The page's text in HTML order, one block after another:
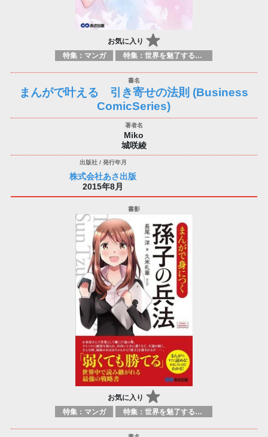
お気に入り
特集：マンガ 特集：世界を魅了する日本のマンガ
まんがで叶える 引き寄せの法則 (Business
ComicSeries)
Miko
城咲綾
株式会社あさ出版
2015年8月
お気に入り
特集：マンガ 特集：世界を魅了する日本のマンガ